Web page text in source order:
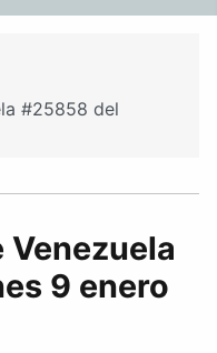
#25858 del
Venezuela
9 enero